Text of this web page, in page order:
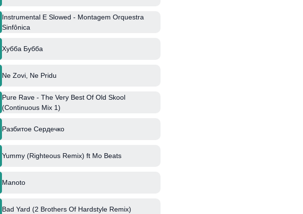
Instrumental E Slowed - Montagem Orquestra
Sinfônica
Хубба Бубба
Ne Zovi, Ne Pridu
Pure Rave - The Very Best Of Old Skool
(Continuous Mix 1)
Разбитое Сердечко
Yummy (Righteous Remix) ft Mo Beats
Manoto
Bad Yard (2 Brothers Of Hardstyle Remix)